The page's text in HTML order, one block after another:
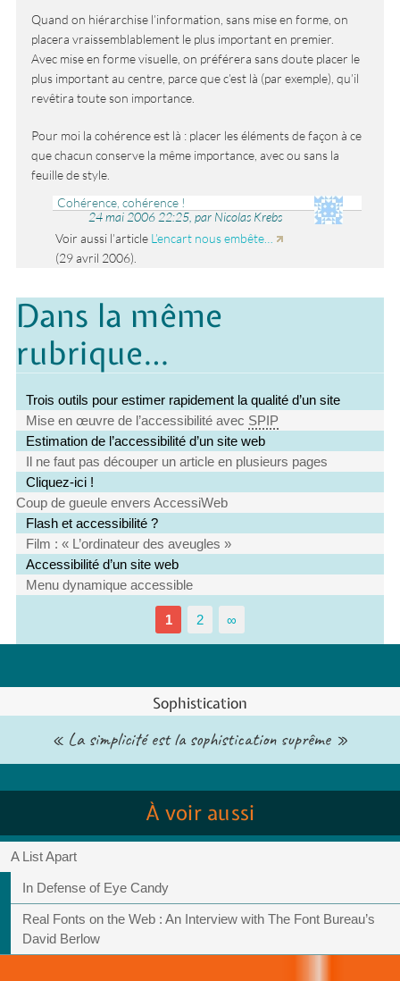
Quand on hiérarchise l’information, sans mise en forme, on
placera vraissemblablement le plus important en premier.
Avec mise en forme visuelle, on préférera sans doute placer le
plus important au centre, parce que c’est là (par exemple), qu’il
revêtira toute son importance.
Pour moi la cohérence est là : placer les éléments de façon à ce
que chacun conserve la même importance, avec ou sans la
feuille de style.
Cohérence, cohérence !
24 mai 2006 22:25, par Nicolas Krebs
Voir aussi l’article L’encart nous embête…
(29 avril 2006).
Dans la même
rubrique…
Trois outils pour estimer rapidement la qualité d’un site
Mise en œuvre de l’accessibilité avec SPIP
Estimation de l’accessibilité d’un site web
Il ne faut pas découper un article en plusieurs pages
Cliquez-ici !
Coup de gueule envers AccessiWeb
Flash et accessibilité ?
Film : « L’ordinateur des aveugles »
Accessibilité d’un site web
Menu dynamique accessible
1 2 ∞
Sophistication
« La simplicité est la sophistication suprême »
À voir aussi
A List Apart
In Defense of Eye Candy
Real Fonts on the Web : An Interview with The Font Bureau’s
David Berlow